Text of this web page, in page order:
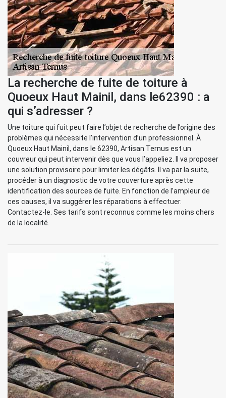
La recherche de fuite de toiture à
Quoeux Haut Mainil, dans le62390 : a
qui s’adresser ?
Une toiture qui fuit peut faire l’objet de recherche de l’origine des
problèmes qui nécessite l’intervention d’un professionnel. À
Quoeux Haut Mainil, dans le 62390, Artisan Ternus est un
couvreur qui peut intervenir dès que vous l’appeliez. Il va proposer
une solution provisoire pour limiter les dégâts. Il va par la suite,
procéder à un diagnostic de votre couverture après cette
identification des sources de fuite. En fonction de l’ampleur de
ces causes, il va suggérer les réparations à effectuer.
Contactez-le. Ses tarifs sont reconnus comme les moins chers
de la localité.